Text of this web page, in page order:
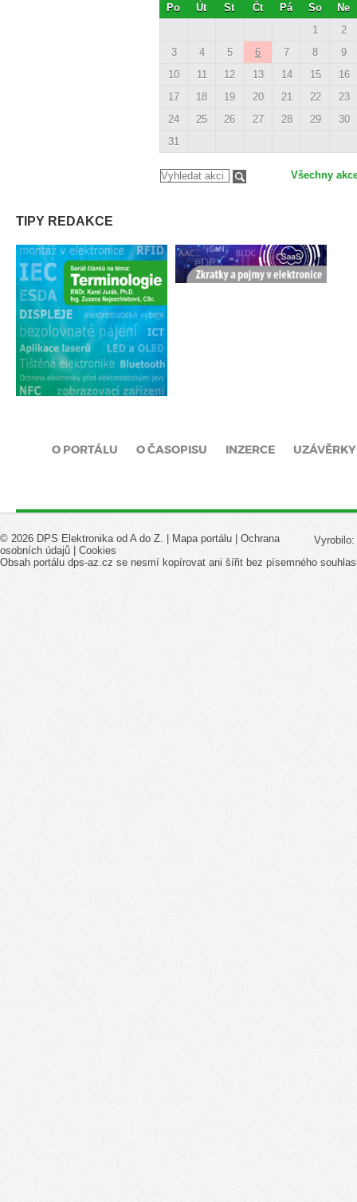
Po Út St Čt Pá So
Ne
1
2
3
4 5 6 7 8
9
10
11 12 13 14 15
16
17
18 19 20 21 22
23
24
25 26 27 28 29
30
31
Všechny
TIPY REDAKCE
O PORTÁLU O ČASOPISU INZERCE UZÁVĚRKY
Vyrobilo:
© 2026 DPS Elektronika od A do Z. | Mapa portálu | Ochrana
osobních údajů | Cookies
Obsah portálu dps-az.cz se nesmí kopírovat ani šířit bez písemného